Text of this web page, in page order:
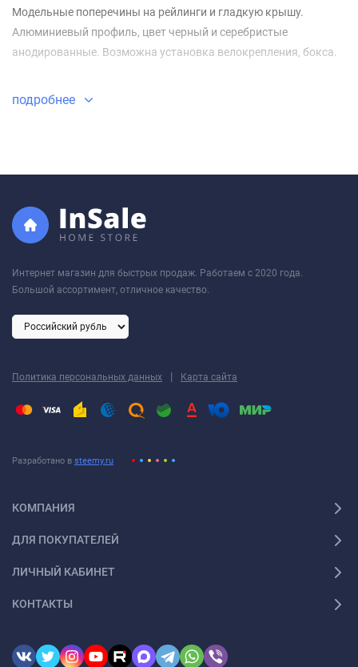
Модельные поперечины на рейлинги и гладкую крышу.
Алюминиевый профиль, цвет черный и серебристые
анодированные. Возможна установка велокрепления, бокса.
установке, объясним правила и условия эксплуатации.
подробнее
Интернет магазин для быстрых продаж. Работаем с 2020 года.
Большой ассортимент, отличное качество.
Политика персональных данных | Карта сайта
Разработано в steemy.ru
КОМПАНИЯ
ДЛЯ ПОКУПАТЕЛЕЙ
ЛИЧНЫЙ КАБИНЕТ
КОНТАКТЫ